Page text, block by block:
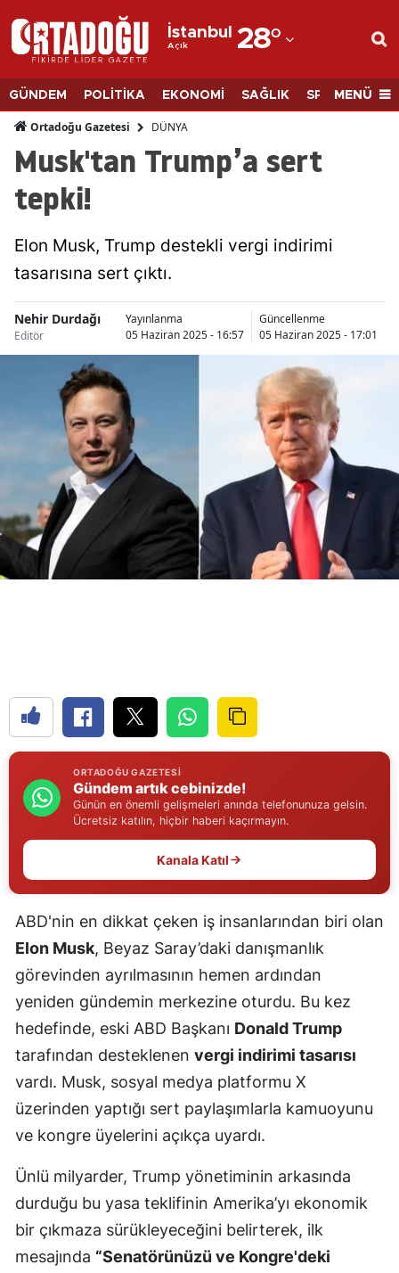
İstanbul
Açık 28°
Adana
Adıyaman
Afyonkarahisar
Ağrı
Ankara
Bitlis
Bolu
Burdur
Çorum
Denizli
Diyarbakır
Edirne
Elazığ
Erzincan
Erzurum
Eskişehir
Gaziantep
Giresun
Gümüşhane
Hakkari
Hatay
Isparta
Mersin
İstanbul
GÜNDEM POLİTİKA EKONOMİ SAĞLIK SPORMENÜ
Ortadoğu Gazetesi DÜNYA
Musk'tan Trump’a sert
tepki!
Elon Musk, Trump destekli vergi indirimi
tasarısına sert çıktı.
Nehir Durdağı
Editör
Yayınlanma
05 Haziran 2025 - 16:57
Güncellenme
05 Haziran 2025 - 17:01
ORTADOĞU GAZETESI
Gündem artık cebinizde!
Günün en önemli gelişmeleri anında telefonunuza gelsin.
Ücretsiz katılın, hiçbir haberi kaçırmayın.
Kanala Katıl
ABD'nin en dikkat çeken iş insanlarından biri olan
Elon Musk, Beyaz Saray’daki danışmanlık
görevinden ayrılmasının hemen ardından
yeniden gündemin merkezine oturdu. Bu kez
hedefinde, eski ABD Başkanı Donald Trump
tarafından desteklenen vergi indirimi tasarısı
vardı. Musk, sosyal medya platformu X
üzerinden yaptığı sert paylaşımlarla kamuoyunu
ve kongre üyelerini açıkça uyardı.
Ünlü milyarder, Trump yönetiminin arkasında
durduğu bu yasa teklifinin Amerika’yı ekonomik
bir çıkmaza sürükleyeceğini belirterek, ilk
mesajında “Senatörünüzü ve Kongre'deki